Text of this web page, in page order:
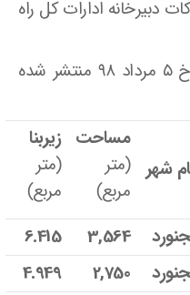
دبیرخانه ادارات کل راه
این آگهی در روزنامه ایران مورخ ۵ مرداد ۹۸ منتشر شده
شهر
مساحت
(متر
مربع)
زیربنا
(متر
مربع)
3,564
6.415
2,750
4.949